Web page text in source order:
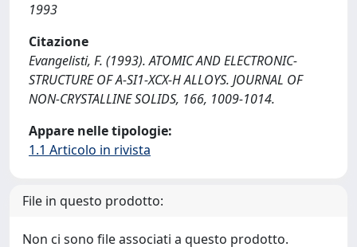
1993
Citazione
Evangelisti, F. (1993). ATOMIC AND ELECTRONIC-
STRUCTURE OF A-SI1-XCX-H ALLOYS. JOURNAL OF
NON-CRYSTALLINE SOLIDS, 166, 1009-1014.
Appare nelle tipologie:
1.1 Articolo in rivista
File in questo prodotto:
Non ci sono file associati a questo prodotto.